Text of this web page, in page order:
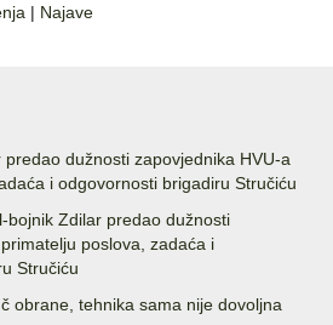
| Najave
dužnosti zapovjednika HVU-a
i odgovornosti brigadiru Stručiću
bojnik Zdilar predao dužnosti
poslova, zadaća i
Stručiću
obrane, tehnika sama nije dovoljna